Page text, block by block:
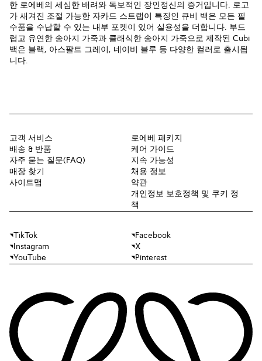
한 로에베의 세심한 배려와 독보적인 장인정신의 증거입니다. 로고
가 새겨진 조절 가능한 자카드 스트랩이 특징인 큐비 백은 모든 필
수품을 수납할 수 있는 내부 포켓이 있어 실용성을 더합니다. 부드
럽고 유연한 송아지 가죽과 클래식한 송아지 가죽으로 제작된 Cubi
백은 블랙, 아스팔트 그레이, 네이비 블루 등 다양한 컬러로 출시됩
니다.
고객 서비스
배송 & 반품
자주 묻는 질문(FAQ)
매장 찾기
사이트맵
로에베 패키지
케어 가이드
지속 가능성
채용 정보
약관
개인정보 보호정책 및 쿠키 정
책
TikTok
Facebook
Instagram
X
YouTube
Pinterest